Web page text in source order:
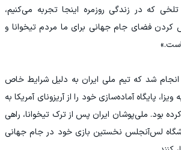
که در زندگی روزمره اینجا تجربه می‌کنیم،
فضای جام جهانی برای ما مردم تیخوانا و
انجام شد که تیم ملی ایران به دلیل شرایط خاص
پایگاه آماده‌سازی خود را از آریزونای آمریکا به
بود. ملی‌پوشان ایران پس از ترک تیخوانا، راهی
لس‌آنجلس نخستین بازی خود در جام جهانی